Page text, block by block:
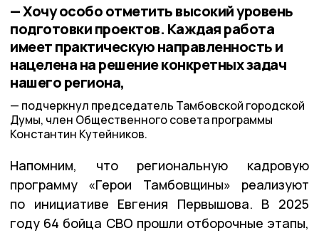
— Хочу особо отметить высокий уровень
подготовки проектов. Каждая работа
имеет практическую направленность и
нацелена на решение конкретных задач
нашего региона,
подчеркнул председатель Тамбовской городской
Думы, член Общественного совета программы
Константин Кутейников.
Напомним, что региональную кадровую
программу «Герои Тамбовщины» реализуют
по инициативе Евгения Первышова. В 2025
году 64 бойца СВО прошли отборочные этапы,